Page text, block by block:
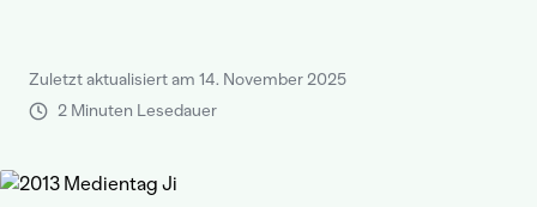
Zuletzt aktualisiert am 14. November 2025
2 Minuten Lesedauer